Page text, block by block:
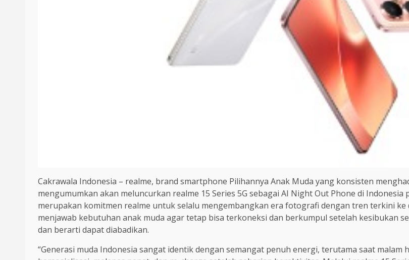
Cakrawala Indonesia – realme, brand smartphone Pilihannya Anak Muda yang konsisten
mengumumkan akan meluncurkan realme 15 Series 5G sebagai AI Night Out Phone di
merupakan komitmen realme untuk selalu mengembangkan era fotografi dengan tren terkini
menjawab kebutuhan anak muda agar tetap bisa terkoneksi dan berkumpul setelah kesibukan
dan berarti dapat diabadikan.
“Generasi muda Indonesia sangat identik dengan semangat penuh energi, terutama saat